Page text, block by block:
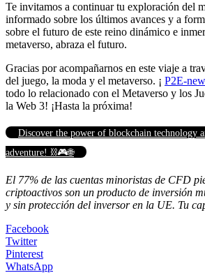
Te invitamos a continuar tu exploración del
informado sobre los últimos avances y a
sobre el futuro de este reino dinámico e
metaverso, abraza el futuro.
Gracias por acompañarnos en este viaje a
del juego, la moda y el metaverso. ¡ P2E-
todo lo relacionado con el Metaverso y los
la Web 3! ¡Hasta la próxima!
Discover the power of blockchain technology
adventure! ⛓️🎮🌐
El 77% de las cuentas minoristas de CFD
criptoactivos son un producto de inversión
y sin protección del inversor en la UE. Tu
Facebook
Twitter
Pinterest
WhatsApp